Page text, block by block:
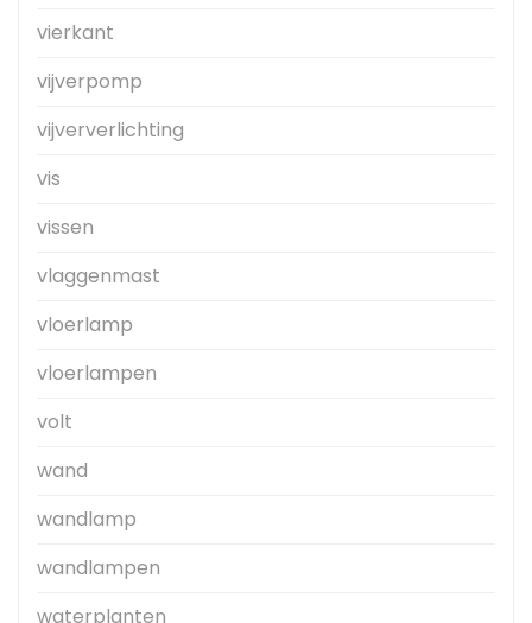
vierkant
vijverpomp
vijververlichting
vis
vissen
vlaggenmast
vloerlamp
vloerlampen
volt
wand
wandlamp
wandlampen
waterplanten